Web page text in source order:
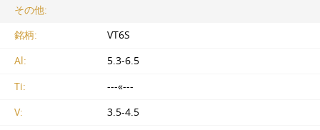
その他:
銘柄:
VT6S
Al:
5.3-6.5
Ti:
---«---
V:
3.5-4.5